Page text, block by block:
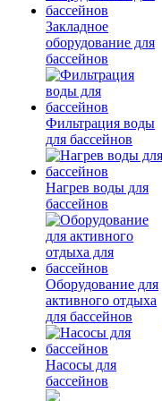
Закладное
оборудование для
бассейнов
Фильтрация воды
для бассейнов
Нагрев воды для
бассейнов
Оборудование для
активного отдыха
для бассейнов
Насосы для
бассейнов